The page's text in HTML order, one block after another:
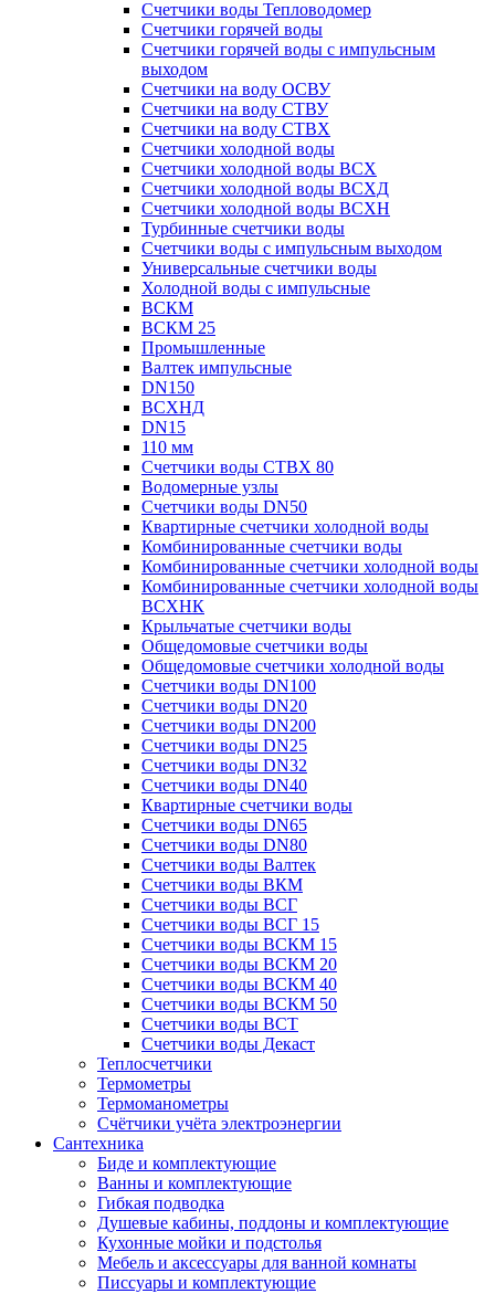
Счетчики воды Тепловодомер
Счетчики горячей воды
Счетчики горячей воды с импульсным
выходом
Счетчики на воду ОСВУ
Счетчики на воду СТВУ
Счетчики на воду СТВХ
Счетчики холодной воды
Счетчики холодной воды ВСХ
Счетчики холодной воды ВСХД
Счетчики холодной воды ВСХН
Турбинные счетчики воды
Счетчики воды с импульсным выходом
Универсальные счетчики воды
Холодной воды с импульсные
ВСКМ
ВСКМ 25
Промышленные
Валтек импульсные
DN150
ВСХНД
DN15
110 мм
Счетчики воды СТВХ 80
Водомерные узлы
Счетчики воды DN50
Квартирные счетчики холодной воды
Комбинированные счетчики воды
Комбинированные счетчики холодной воды
Комбинированные счетчики холодной воды
ВСХНК
Крыльчатые счетчики воды
Общедомовые счетчики воды
Общедомовые счетчики холодной воды
Счетчики воды DN100
Счетчики воды DN20
Счетчики воды DN200
Счетчики воды DN25
Счетчики воды DN32
Счетчики воды DN40
Квартирные счетчики воды
Счетчики воды DN65
Счетчики воды DN80
Счетчики воды Валтек
Счетчики воды ВКМ
Счетчики воды ВСГ
Счетчики воды ВСГ 15
Счетчики воды ВСКМ 15
Счетчики воды ВСКМ 20
Счетчики воды ВСКМ 40
Счетчики воды ВСКМ 50
Счетчики воды ВСТ
Счетчики воды Декаст
Теплосчетчики
Термометры
Термоманометры
Счётчики учёта электроэнергии
Сантехника
Биде и комплектующие
Ванны и комплектующие
Гибкая подводка
Душевые кабины, поддоны и комплектующие
Кухонные мойки и подстолья
Мебель и аксессуары для ванной комнаты
Писсуары и комплектующие